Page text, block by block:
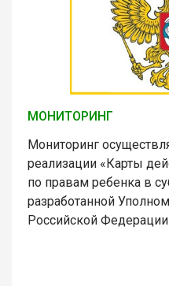
МОНИТОРИНГ
Мониторинг
реализации «Карты
по правам ребенка в
разработанной
Российской